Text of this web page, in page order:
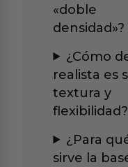
«doble
densidad»?
¿Cómo
realista es
textura y
flexibilidad?
¿Para
sirve la